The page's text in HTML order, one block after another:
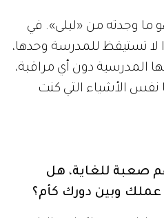
ما وجدته من «ليلى». في
تستيقظ للمدرسة وحدها،
المدرسية دون أي مراقبة،
نفس الأشياء التي كنت
صعبة للغاية، هل
وبين دورك كأم؟